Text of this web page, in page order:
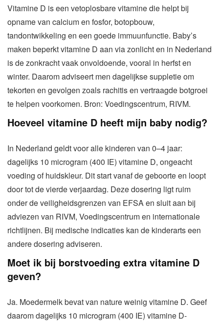
Vitamine D is een vetoplosbare vitamine die helpt bij
opname van calcium en fosfor, botopbouw,
tandontwikkeling en een goede immuunfunctie. Baby’s
maken beperkt vitamine D aan via zonlicht en in Nederland
is de zonkracht vaak onvoldoende, vooral in herfst en
winter. Daarom adviseert men dagelijkse suppletie om
tekorten en gevolgen zoals rachitis en vertraagde botgroei
te helpen voorkomen. Bron: Voedingscentrum, RIVM.
Hoeveel vitamine D heeft mijn baby nodig?
In Nederland geldt voor alle kinderen van 0–4 jaar:
dagelijks 10 microgram (400 IE) vitamine D, ongeacht
voeding of huidskleur. Dit start vanaf de geboorte en loopt
door tot de vierde verjaardag. Deze dosering ligt ruim
onder de veiligheidsgrenzen van EFSA en sluit aan bij
adviezen van RIVM, Voedingscentrum en internationale
richtlijnen. Bij medische indicaties kan de kinderarts een
andere dosering adviseren.
Moet ik bij borstvoeding extra vitamine D
geven?
Ja. Moedermelk bevat van nature weinig vitamine D. Geef
daarom dagelijks 10 microgram (400 IE) vitamine D-